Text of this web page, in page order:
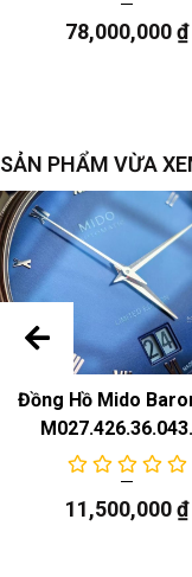
38 giờ78,000,000₫
SẢN PHẨM VỪA
Đồng Hồ Mido
11,500,000₫